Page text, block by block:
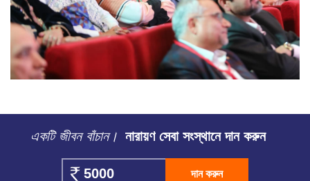
একটি জীবন বাঁচান। নারায়ণ সেবা সংস্থানে দান করুন
দান করুন